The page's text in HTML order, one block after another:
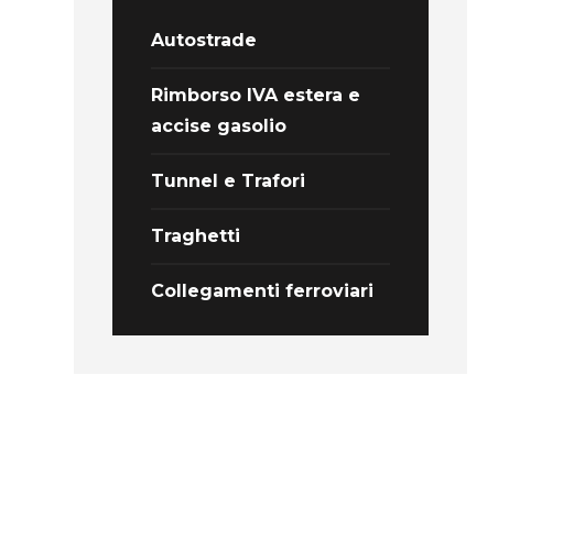
Autostrade
Rimborso IVA estera e
accise gasolio
Tunnel e Trafori
Traghetti
Collegamenti ferroviari